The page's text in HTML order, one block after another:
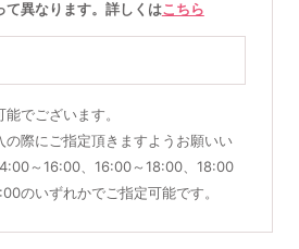
て異なります。詳しくはこちら
でございます。
の際にご指定頂きますようお願いい
～16:00、16:00～18:00、18:00
のいずれかでご指定可能です。